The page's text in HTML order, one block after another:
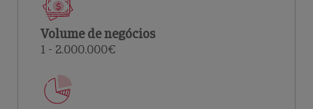
Volume de negócios
1 - 2.000.000€